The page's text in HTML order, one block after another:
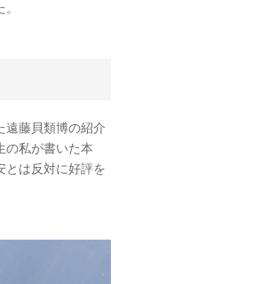
遠藤貝類博の紹介
の私が書いた本
とは反対に好評を